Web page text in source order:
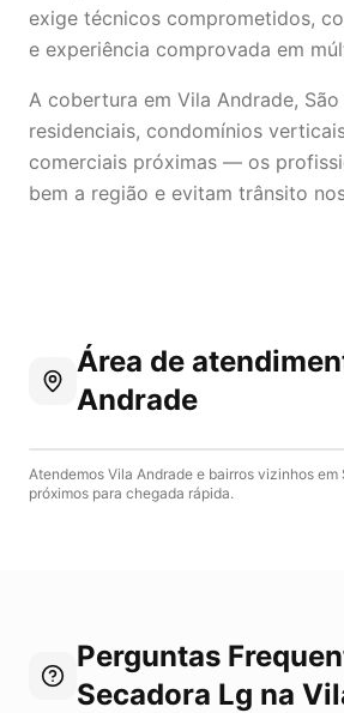
exige técnicos comprometidos,
e experiência comprovada em
A cobertura em Vila Andrade,
residenciais, condomínios
comerciais próximas — os
bem a região e evitam trânsito
Área de
Andrade
Atendemos Vila Andrade e bairros vizinhos em
próximos para chegada rápida.
Perguntas
Secadora Lg na